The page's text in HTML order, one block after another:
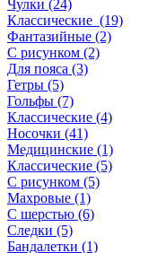
Чулки (24)
Классические (19)
Фантазийные (2)
С рисунком (2)
Для пояса (3)
Гетры (5)
Гольфы (7)
Классические (4)
Носочки (41)
Медицинские (1)
Классические (5)
С рисунком (5)
Махровые (1)
С шерстью (6)
Следки (5)
Бандалетки (1)